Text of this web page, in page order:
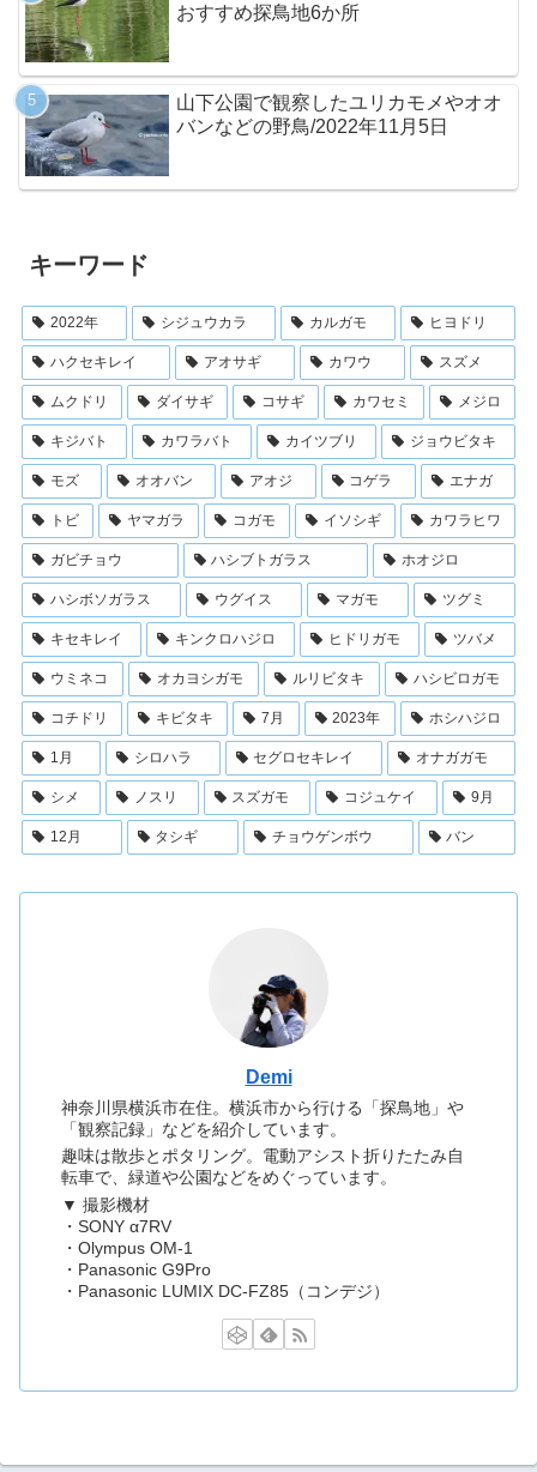
おすすめ探鳥地6か所
山下公園で観察したユリカモメやオオ
バンなどの野鳥/2022年11月5日
キーワード
2022年 シジュウカラ カルガモ ヒヨドリ
ハクセキレイ アオサギ カワウ スズメ
ムクドリ ダイサギ コサギ カワセミ メジロ
キジバト カワラバト カイツブリ ジョウビタキ
モズ オオバン アオジ コゲラ エナガ
トビ ヤマガラ コガモ イソシギ カワラヒワ
ガビチョウ ハシブトガラス ホオジロ
ハシボソガラス ウグイス マガモ ツグミ
キセキレイ キンクロハジロ ヒドリガモ ツバメ
ウミネコ オカヨシガモ ルリビタキ ハシビロガモ
コチドリ キビタキ 7月 2023年 ホシハジロ
1月 シロハラ セグロセキレイ オナガガモ
シメ ノスリ スズガモ コジュケイ 9月
12月 タシギ チョウゲンボウ バン
Demi
神奈川県横浜市在住。横浜市から行ける「探鳥地」や
「観察記録」などを紹介しています。
趣味は散歩とポタリング。電動アシスト折りたたみ自
転車で、緑道や公園などをめぐっています。
▼ 撮影機材
・SONY α7RV
・Olympus OM-1
・Panasonic G9Pro
・Panasonic LUMIX DC-FZ85（コンデジ）